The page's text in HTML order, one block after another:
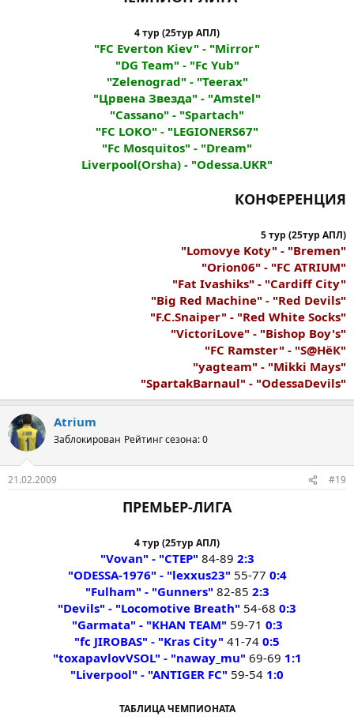
4 тур (25тур АПЛ)
"FC Everton Kiev" - "Mirror"
"DG Team" - "Fc Yub"
"Zelenograd" - "Teerax"
"Црвена Звезда" - "Amstel"
"Cassano" - "Spartach"
"FC LOKO" - "LEGIONERS67"
"Fc Mosquitos" - "Dream"
Liverpool(Orsha) - "Odessa.UKR"
КОНФЕРЕНЦИЯ
5 тур (25тур АПЛ)
"Lomovye Koty" - "Bremen"
"Orion06" - "FC ATRIUM"
"Fat Ivashiks" - "Cardiff City"
"Big Red Machine" - "Red Devils"
"F.C.Snaiper" - "Red White Socks"
"VictoriLove" - "Bishop Boy's"
"FC Ramster" - "S@HёК"
"yagteam" - "Mikki Mays"
"SpartakBarnaul" - "OdessaDevils"
Atrium
Заблокирован Рейтинг сезона: 0
21.02.2009 #19
ПРЕМЬЕР-ЛИГА
4 тур (25тур АПЛ)
"Vovan" - "CTEP" 84-89 2:3
"ODESSA-1976" - "lexxus23" 55-77 0:4
"Fulham" - "Gunners" 82-85 2:3
"Devils" - "Locomotive Breath" 54-68 0:3
"Garmata" - "KHAN TEAM" 59-71 0:3
"fc JIROBAS" - "Kras City" 41-74 0:5
"toxapavlovVSOL" - "naway_mu" 69-69 1:1
"Liverpool" - "ANTIGER FC" 59-54 1:0
ТАБЛИЦА ЧЕМПИОНАТА